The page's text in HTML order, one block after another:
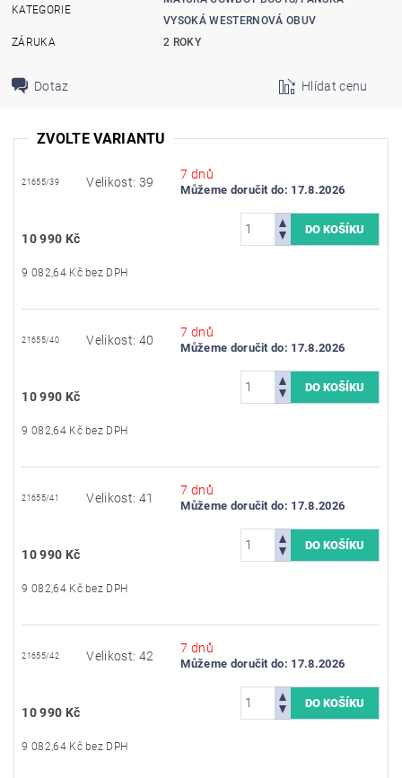
KATEGORIE
VYSOKÁ WESTERNOVÁ OBUV
ZÁRUKA
2 ROKY
Dotaz Hlídat cenu
ZVOLTE VARIANTU
21655/39 Velikost: 39
7 dnů
Můžeme doručit do: 17.8.2026
10 990 Kč
9 082,64 Kč bez DPH
21655/40 Velikost: 40
7 dnů
Můžeme doručit do: 17.8.2026
10 990 Kč
9 082,64 Kč bez DPH
21655/41 Velikost: 41
7 dnů
Můžeme doručit do: 17.8.2026
10 990 Kč
9 082,64 Kč bez DPH
21655/42 Velikost: 42
7 dnů
Můžeme doručit do: 17.8.2026
10 990 Kč
9 082,64 Kč bez DPH